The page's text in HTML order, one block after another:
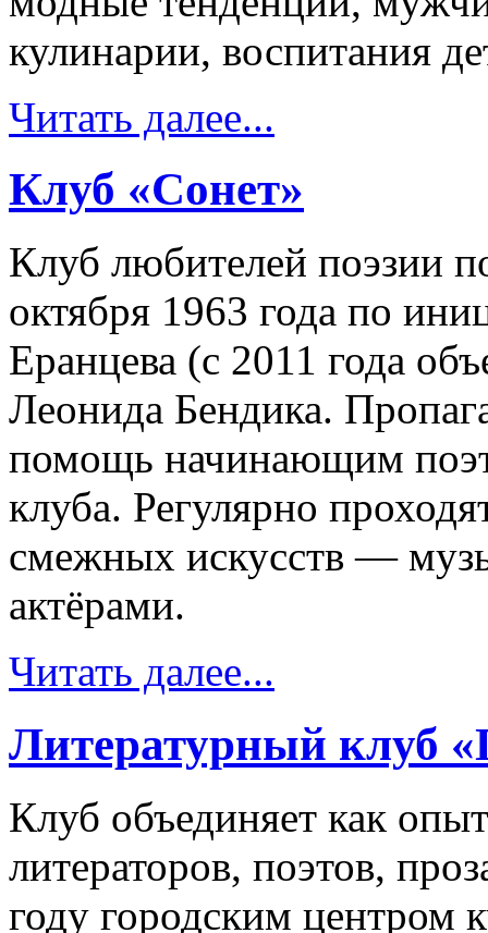
кулинарии, воспитания
Читать далее...
Клуб «Сонет»
Клуб любителей поэзии
октября 1963 года по
Еранцева (с 2011 года
Леонида Бендика.
помощь начинающим
клуба. Регулярно
смежных искусств —
актёрами.
Читать далее...
Литературный клуб
Клуб объединяет как
литераторов, поэтов,
году городским центром